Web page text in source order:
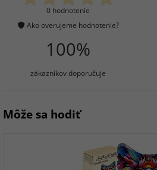
0 hodnotenie
Ako overujeme hodnotenie?
100%
zákazníkov doporučuje
Môže sa hodiť